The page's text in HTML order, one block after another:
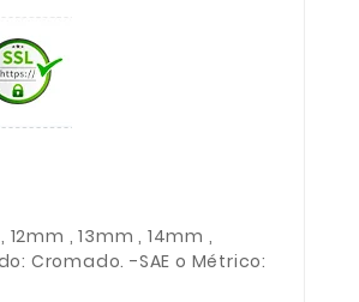
, 13mm , 14mm ,
Cromado. -SAE o Métrico: